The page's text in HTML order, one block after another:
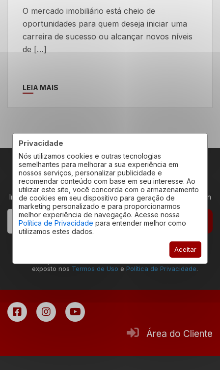
Privacidade
Nós utilizamos cookies e outras tecnologias
semelhantes para melhorar a sua experiência em
nossos serviços, personalizar publicidade e
recomendar conteúdo com base em seu interesse. Ao
utilizar este site, você concorda com o armazenamento
de cookies em seu dispositivo para geração de
marketing personalizado e para proporcionarmos
melhor experiência de navegação. Acesse nossa
Política de Privacidade para entender melhor como
utilizamos estes dados.
Aceitar
O mercado imobiliário está cheio de
oportunidades para quem deseja iniciar uma
carreira de sucesso ou alcançar novos níveis
de […]
LEIA MAIS
RECEBA NOVIDADES
Insira seu email abaixo para receber novidades da Redeplan
CADASTRAR
Declaro estar ciente que a ação de envio deste
formulário permite que eu seja contatado pela
exposto nos Termos de Uso e Política de Privacidade.
Área do Cliente